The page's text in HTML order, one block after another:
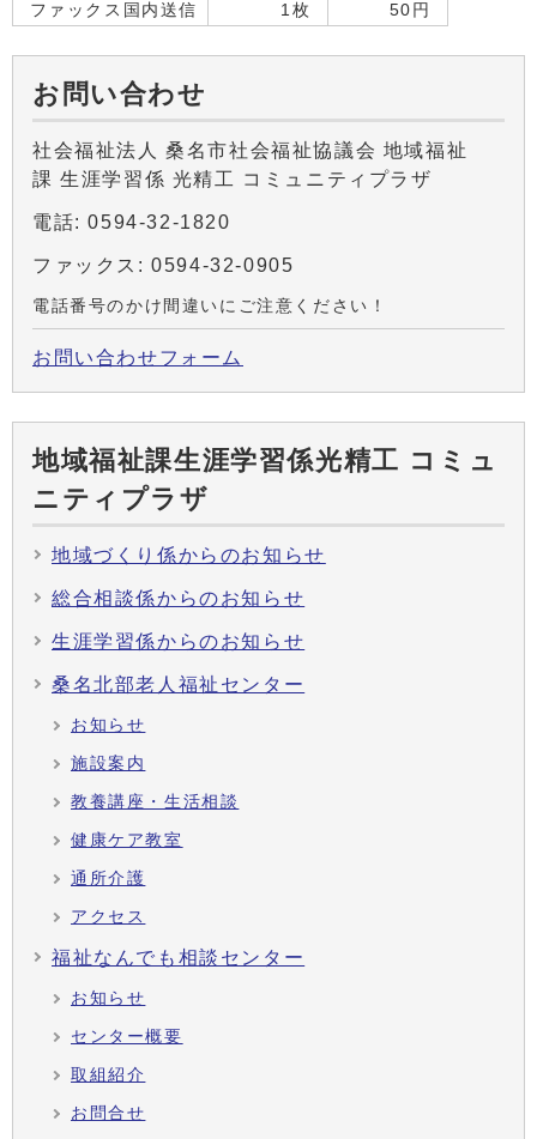
ファックス国内送信
1枚 50円
お問い合わせ
社会福祉法人 桑名市社会福祉協議会 地域福祉
課 生涯学習係 光精工 コミュニティプラザ
電話: 0594-32-1820
ファックス: 0594-32-0905
電話番号のかけ間違いにご注意ください！
お問い合わせフォーム
地域福祉課生涯学習係光精工 コミュ
ニティプラザ
地域づくり係からのお知らせ
総合相談係からのお知らせ
生涯学習係からのお知らせ
桑名北部老人福祉センター
お知らせ
施設案内
教養講座・生活相談
健康ケア教室
通所介護
アクセス
福祉なんでも相談センター
お知らせ
センター概要
取組紹介
お問合せ